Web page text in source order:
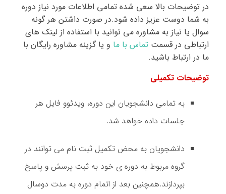
در توضیحات بالا سعی شده تمامی اطلاعات مورد نیاز دوره
به شما دوست عزیز داده شود.در صورت داشتن هر گونه
سوال یا نیاز به مشاوره می توانید با استفاده از لینک های
ارتباطی در قسمتتماس با ما و یا گزینه مشاوره رایگان با
ما در ارتباط باشید.
توضیحات تکمیلی
به تمامی دانشجویان این دوره، ویدئوو فایل هر
جلسات داده خواهد شد.
دانشجویان به محض تکمیل ثبت نام می توانند در
گروه مربوط به دوره ی خود به ثبت پرسش و پاسخ
بپردازند.همچنین بعد از اتمام دوره به مدت دوسال